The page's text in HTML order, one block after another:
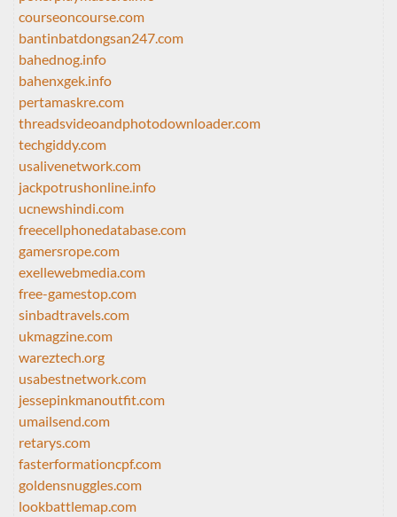
courseoncourse.com
bantinbatdongsan247.com
bahednog.info
bahenxgek.info
pertamaskre.com
threadsvideoandphotodownloader.com
techgiddy.com
usalivenetwork.com
jackpotrushonline.info
ucnewshindi.com
freecellphonedatabase.com
gamersrope.com
exellewebmedia.com
free-gamestop.com
sinbadtravels.com
ukmagzine.com
wareztech.org
usabestnetwork.com
jessepinkmanoutfit.com
umailsend.com
retarys.com
fasterformationcpf.com
goldensnuggles.com
lookbattlemap.com